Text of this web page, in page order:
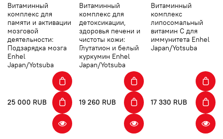
Витаминный
комплекс для
памяти и активации
мозговой
деятельности:
Подзарядка мозга
Enhel
Japan/Yotsuba
25 000 RUB
Витаминный
комплекс для
детоксикации,
здоровья печени и
чистоты кожи:
Глутатион и белый
куркумин Enhel
Japan/Yotsuba
19 260 RUB
Витаминный
комплекс
липосомальный
витамин С для
иммунитета Enhel
Japan/Yotsuba
17 330 RUB